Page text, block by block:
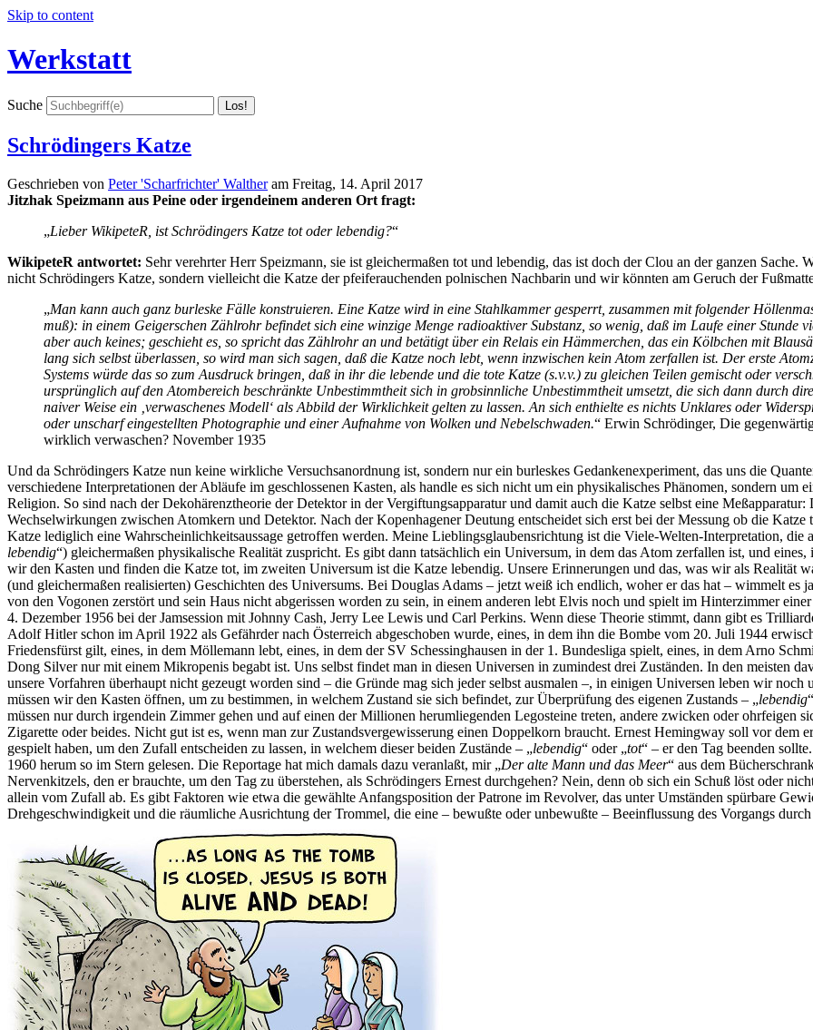
Skip to content
Werkstatt
Suche
Schrödingers Katze
Geschrieben von Peter 'Scharfrichter' Waltheram Freitag, 14. April 2017
Jitzhak Speizmann aus Peine oder irgendeinem anderen Ort fragt:
„Lieber WikipeteR, ist Schrödingers Katze tot oder lebendig?“
WikipeteR antwortet: Sehr verehrter Herr Speizmann, sie ist gleichermaßen tot und lebendig, das ist doch der Clou an der ganzen Sache.
nicht Schrödingers Katze, sondern vielleicht die Katze der pfeiferauchenden polnischen Nachbarin und wir könnten am Geruch der
„Man kann auch ganz burleske Fälle konstruieren. Eine Katze wird in eine Stahlkammer gesperrt, zusammen mit folgender
muß): in einem Geigerschen Zählrohr befindet sich eine winzige Menge radioaktiver Substanz, so wenig, daß im Laufe einer Stunde
aber auch keines; geschieht es, so spricht das Zählrohr an und betätigt über ein Relais ein Hämmerchen, das ein Kölbchen mit
lang sich selbst überlassen, so wird man sich sagen, daß die Katze noch lebt, wenn inzwischen kein Atom zerfallen ist. Der erste
Systems würde das so zum Ausdruck bringen, daß in ihr die lebende und die tote Katze (s.v.v.) zu gleichen Teilen gemischt oder
ursprünglich auf den Atombereich beschränkte Unbestimmtheit sich in grobsinnliche Unbestimmtheit umsetzt, die sich dann durch
naiver Weise ein ‚verwaschenes Modell‘ als Abbild der Wirklichkeit gelten zu lassen. An sich enthielte es nichts Unklares oder
oder unscharf eingestellten Photographie und einer Aufnahme von Wolken und Nebelschwaden.“ Erwin Schrödinger, Die
wirklich verwaschen? November 1935
Und da Schrödingers Katze nun keine wirkliche Versuchsanordnung ist, sondern nur ein burleskes Gedankenexperiment, das uns die
verschiedene Interpretationen der Abläufe im geschlossenen Kasten, als handle es sich nicht um ein physikalisches Phänomen, sondern
Religion. So sind nach der Dekohärenztheorie der Detektor in der Vergiftungsapparatur und damit auch die Katze selbst eine
Wechselwirkungen zwischen Atomkern und Detektor. Nach der Kopenhagener Deutung entscheidet sich erst bei der Messung ob die
Katze lediglich eine Wahrscheinlichkeitsaussage getroffen werden. Meine Lieblingsglaubensrichtung ist die Viele-Welten-Interpretation, die
lebendig“) gleichermaßen physikalische Realität zuspricht. Es gibt dann tatsächlich ein Universum, in dem das Atom zerfallen ist, und
wir den Kasten und finden die Katze tot, im zweiten Universum ist die Katze lebendig. Unsere Erinnerungen und das, was wir als Realität
(und gleichermaßen realisierten) Geschichten des Universums. Bei Douglas Adams – jetzt weiß ich endlich, woher er das hat – wimmelt es
von den Vogonen zerstört und sein Haus nicht abgerissen worden zu sein, in einem anderen lebt Elvis noch und spielt im Hinterzimmer
4. Dezember 1956 bei der Jamsession mit Johnny Cash, Jerry Lee Lewis und Carl Perkins. Wenn diese Theorie stimmt, dann gibt es
Adolf Hitler schon im April 1922 als Gefährder nach Österreich abgeschoben wurde, eines, in dem ihn die Bombe vom 20. Juli 1944
Friedensfürst gilt, eines, in dem Möllemann lebt, eines, in dem der SV Schessinghausen in der 1. Bundesliga spielt, eines, in dem Arno
Dong Silver nur mit einem Mikropenis begabt ist. Uns selbst findet man in diesen Universen in zumindest drei Zuständen. In den meisten
unsere Vorfahren überhaupt nicht gezeugt worden sind – die Gründe mag sich jeder selbst ausmalen –, in einigen Universen leben wir
müssen wir den Kasten öffnen, um zu bestimmen, in welchem Zustand sie sich befindet, zur Überprüfung des eigenen Zustands – „lebendig
müssen nur durch irgendein Zimmer gehen und auf einen der Millionen herumliegenden Legosteine treten, andere zwicken oder ohrfeigen
Zigarette oder beides. Nicht gut ist es, wenn man zur Zustandsvergewisserung einen Doppelkorn braucht. Ernest Hemingway soll vor dem
gespielt haben, um den Zufall entscheiden zu lassen, in welchem dieser beiden Zustände – „lebendig“ oder „tot“ – er den Tag beenden
1960 herum so im Stern gelesen. Die Reportage hat mich damals dazu veranlaßt, mir „Der alte Mann und das Meer“ aus dem
Nervenkitzels, den er brauchte, um den Tag zu überstehen, als Schrödingers Ernest durchgehen? Nein, denn ob sich ein Schuß löst oder
allein vom Zufall ab. Es gibt Faktoren wie etwa die gewählte Anfangsposition der Patrone im Revolver, das unter Umständen spürbare
Drehgeschwindigkeit und die räumliche Ausrichtung der Trommel, die eine – bewußte oder unbewußte – Beeinflussung des Vorgangs durch